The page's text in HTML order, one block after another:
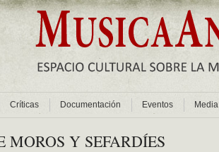
Críticas Documentación Eventos Media
MOROS Y SEFARDÍES